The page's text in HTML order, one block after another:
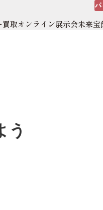
買取オンライン展示会未来宝
う